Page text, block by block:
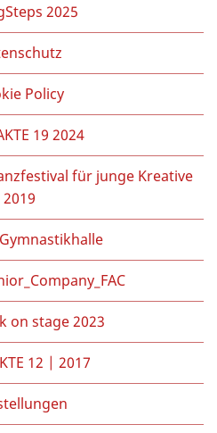
2025
Policy
19 2024
für junge Kreative
2019
on stage 2023
12 | 2017